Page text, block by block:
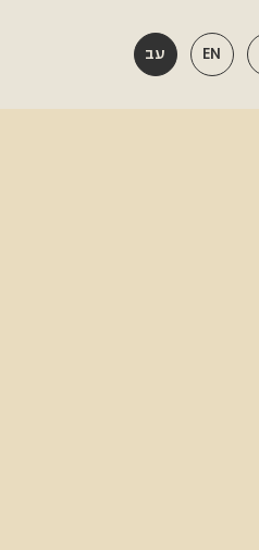
EN עב